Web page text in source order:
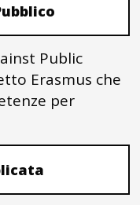
Public
Erasmus che
per